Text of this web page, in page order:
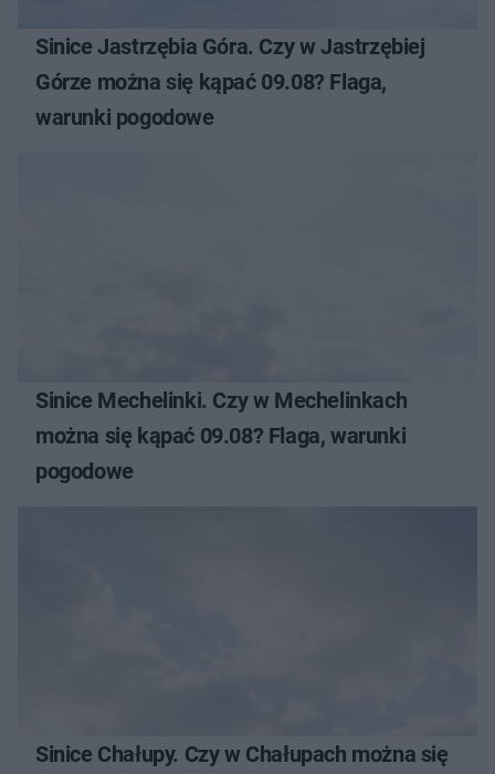
Sinice Jastrzębia Góra. Czy w Jastrzębiej
Górze można się kąpać 09.08? Flaga,
warunki pogodowe
Sinice Mechelinki. Czy w Mechelinkach
można się kąpać 09.08? Flaga, warunki
pogodowe
Sinice Chałupy. Czy w Chałupach można się